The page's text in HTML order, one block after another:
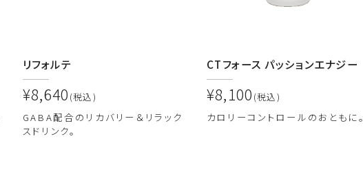
リフォルテ
¥8,640 (税込)
GABA配合のリカバリー＆リラック
スドリンク。
CTフォース パッションエナジー
¥8,100 (税込)
カロリーコントロールのおともに。